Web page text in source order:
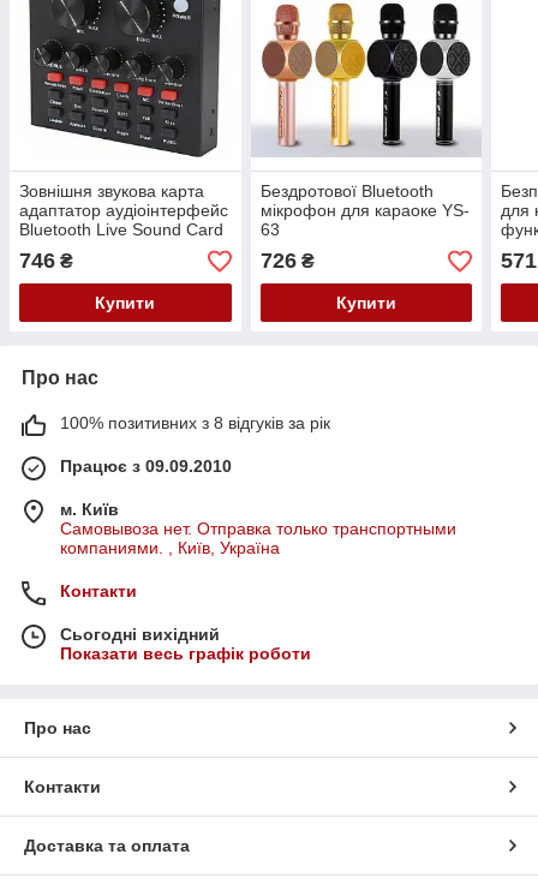
Зовнішня звукова карта
адаптатор аудіоінтерфейс
Bluetooth Live Sound Card
V8 USB-гарнітура для
мікрофона
746 ₴
Купити
Бездротової Bluetooth
мікрофон для караоке YS-
63
726₴
Купити
для
571
Про нас
100% позитивних з 8 відгуків за рік
Працює з 09.09.2010
м. Київ
Самовывоза нет. Отправка только транспортными
компаниями. , Київ, Україна
Контакти
Сьогодні вихідний
Показати весь графік роботи
Про нас
Контакти
Доставка та оплата